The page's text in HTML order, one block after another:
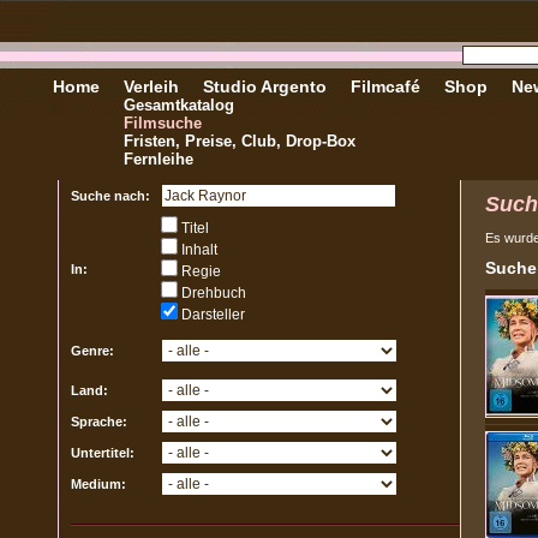
Home Verleih
Gesamtkatalog
Filmsuche
Fristen, Preise, Club, Drop-Box
Fernleihe
Studio Argento Filmcafé Shop
Suche nach:
In:
Titel
Inhalt
Regie
Drehbuch
Darsteller
Genre:
Land:
Sprache:
Untertitel:
Medium:
Es